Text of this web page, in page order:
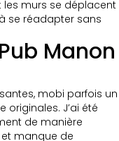
les murs se déplacent
se réadapter sans
Manon
mobi parfois un
J’ai été
de manière
manque de